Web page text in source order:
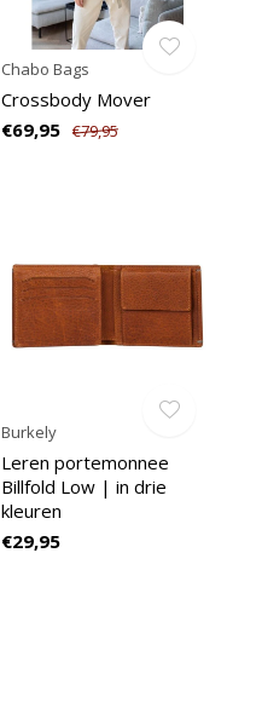
Chabo Bags
Crossbody Mover
€69,95 €79,95
Burkely
Leren portemonnee
Billfold Low | in drie
kleuren
€29,95